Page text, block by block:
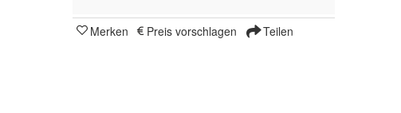
Merken Preis vorschlagen Teilen